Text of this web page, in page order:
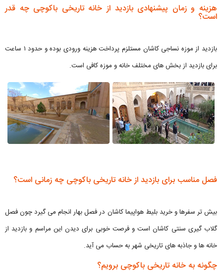
هزینه و زمان پیشنهادی بازدید از خانه تاریخی باکوچی چه قدر
است؟
بازدید از موزه نساجی کاشان مستلزم پرداخت هزینه ورودی بوده و حدود ۱ ساعت
برای بازدید از بخش های مختلف خانه و موزه کافی است.
فصل مناسب برای بازدید از خانه تاریخی باکوچی چه زمانی است؟
بیش تر سفرها و خرید بلیط هواپیما کاشان در فصل بهار انجام می گیرد چون فصل
گلاب گیری سنتی کاشان است و فرصت خوبی برای دیدن این مراسم و بازدید از
خانه ها و جاذبه های تاریخی شهر به حساب می آید.
چگونه به خانه تاریخی باکوچی برویم؟